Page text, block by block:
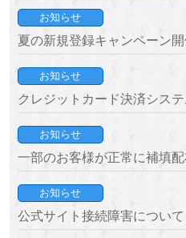
お知らせ
夏の新規登録キャンペーン開
お知らせ
クレジットカード決済シス
お知らせ
お知らせ
公式サイト接続障害について